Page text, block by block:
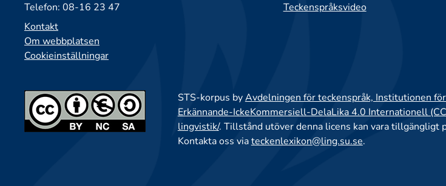
Telefon: 08-16 23 47
Kontakt
Om webbplatsen
Cookieinställningar
Teckenspråksvideo
STS-korpus byAvdelningen för teckenspråk, Institutionen
Erkännande-IckeKommersiell-DelaLika 4.0 Internationell
lingvistik/. Tillstånd utöver denna licens kan vara tillgängligt
Kontakta oss viateckenlexikon@ling.su.se.